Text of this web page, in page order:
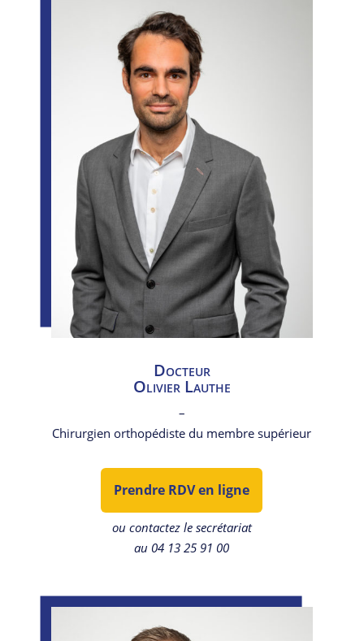
Docteur
Olivier Lauthe
–
Chirurgien orthopédiste du membre supérieur
Prendre RDV en ligne
ou contactez le secrétariat
au 04 13 25 91 00